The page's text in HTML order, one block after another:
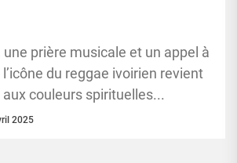
prière musicale et un appel à
l’icône du reggae ivoirien revient
couleurs spirituelles...
2025